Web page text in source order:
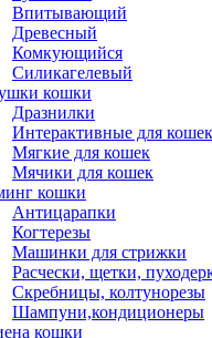
Впитывающий
Древесный
Комкующийся
Силикагелевый
кошки
Дразнилки
Интерактивные для кошек
Мягкие для кошек
Мячики для кошек
кошки
Антицарапки
Когтерезы
Машинки для стрижки
Расчески, щетки,
Скребницы, колтунорезы
Шампуни,кондиционеры
кошки